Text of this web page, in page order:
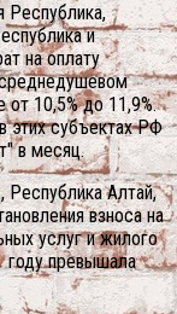
Республика,
и
на оплату
10,5% до 11,9%.
этих субъектах РФ
в месяц.
Алтай,
взноса на
услуг и жилого
превышала